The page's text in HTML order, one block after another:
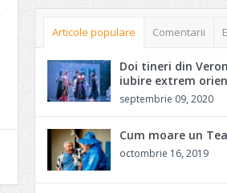
Articole populare Comentarii
Doi tineri din
iubire extrem
septembrie 09, 2020
Cum moare un
octombrie 16, 2019